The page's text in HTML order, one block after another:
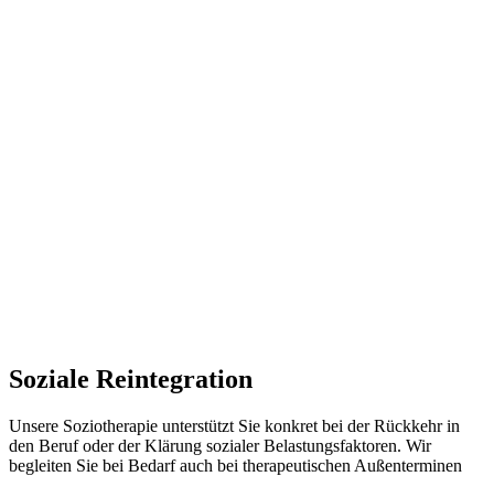
Soziale Reintegration
Unsere Soziotherapie unterstützt Sie konkret bei der Rückkehr in
den Beruf oder der Klärung sozialer Belastungsfaktoren. Wir
begleiten Sie bei Bedarf auch bei therapeutischen Außenterminen